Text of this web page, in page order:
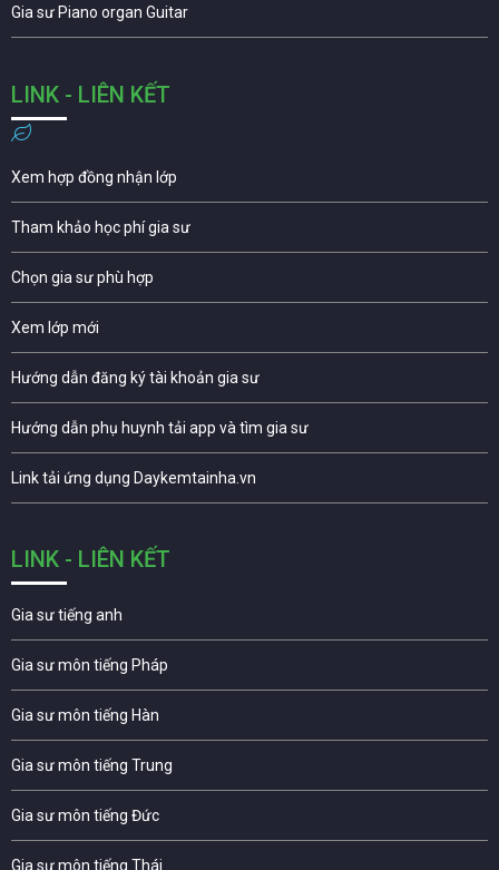
Gia sư Piano organ Guitar
LINK - LIÊN KẾT
Xem hợp đồng nhận lớp
Tham khảo học phí gia sư
Chọn gia sư phù hợp
Xem lớp mới
Hướng dẫn đăng ký tài khoản gia sư
Hướng dẫn phụ huynh tải app và tìm gia sư
Link tải ứng dụng Daykemtainha.vn
LINK - LIÊN KẾT
Gia sư tiếng anh
Gia sư môn tiếng Pháp
Gia sư môn tiếng Hàn
Gia sư môn tiếng Trung
Gia sư môn tiếng Đức
Gia sư môn tiếng Thái